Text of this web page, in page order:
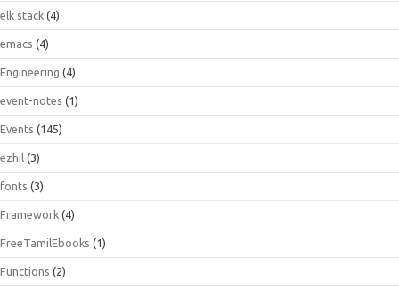
elk stack (4)
emacs (4)
Engineering (4)
event-notes (1)
Events (145)
ezhil (3)
fonts (3)
Framework (4)
FreeTamilEbooks (1)
Functions (2)